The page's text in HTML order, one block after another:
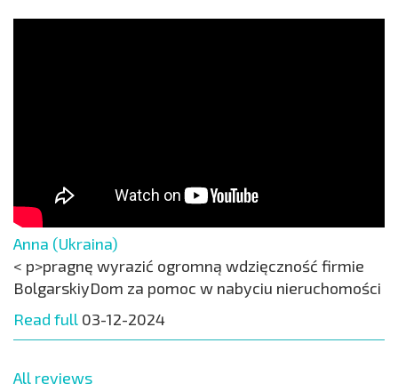
Anna (Ukraina)
< p>pragnę wyrazić ogromną wdzięczność firmie
BolgarskiyDom za pomoc w nabyciu nieruchomości
Read full 03-12-2024
All reviews